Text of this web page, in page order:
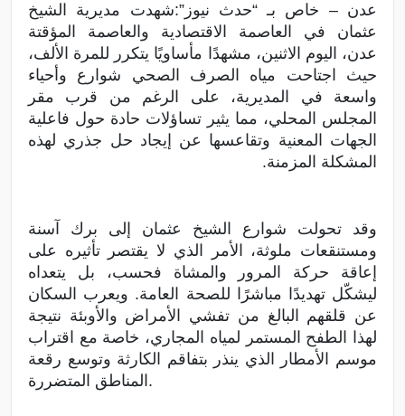
عدن – خاص بـ “حدث نيوز”:شهدت مديرية الشيخ
عثمان في العاصمة الاقتصادية والعاصمة المؤقتة
عدن، اليوم الاثنين، مشهدًا مأساويًا يتكرر للمرة الألف،
حيث اجتاحت مياه الصرف الصحي شوارع وأحياء
واسعة في المديرية، على الرغم من قرب مقر
المجلس المحلي، مما يثير تساؤلات حادة حول فاعلية
الجهات المعنية وتقاعسها عن إيجاد حل جذري لهذه
المشكلة المزمنة.
وقد تحولت شوارع الشيخ عثمان إلى برك آسنة
ومستنقعات ملوثة، الأمر الذي لا يقتصر تأثيره على
إعاقة حركة المرور والمشاة فحسب، بل يتعداه
ليشكّل تهديدًا مباشرًا للصحة العامة. ويعرب السكان
عن قلقهم البالغ من تفشي الأمراض والأوبئة نتيجة
لهذا الطفح المستمر لمياه المجاري، خاصة مع اقتراب
موسم الأمطار الذي ينذر بتفاقم الكارثة وتوسع رقعة
المناطق المتضررة.